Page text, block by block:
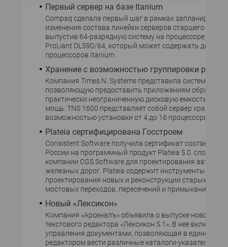
Первый сервер на базе Itanium
Compaq сделала первый шаг в рамках
изменения состава линейки серверов старшего
выпустив 64-разрядную систему на процессоре
ProLiant DL590/64, который может содержать до
процессоров Itanium
Хранение с возможностью группировки
Компания Times N. Systems представила систему
позволяющую предоставить приложениям
практически неограниченную дисковую емкость и
мощь. TNS 1600 представляет собой сервер хранения
возможностью установки от 4 до 16 процессоров.
Plateia сертифицирована Госстроем
Consistent Software получила сертификат
России на программный продукт Plateia 5.0.
компании CGS Software для проектирования
железных дорог. Plateia содержит инструменты для
проектирования новых и реконструкции старых
мостовых переходов, пересечений и примыканий.
Новый «Лексикон»
Компания «Арсеналъ» объявила о выпуске новой
текстового редактора «Лексикон 5.1». В нее включена
управления документами, позволяющая в едином
редактором вести различные каталоги-указатели.